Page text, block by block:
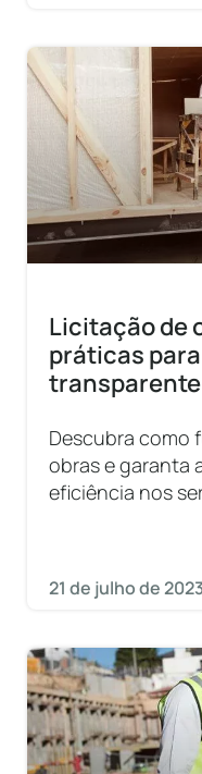
Licitação de
práticas
Descubra como
obras e garanta
eficiência nos
21 de julho de 2023